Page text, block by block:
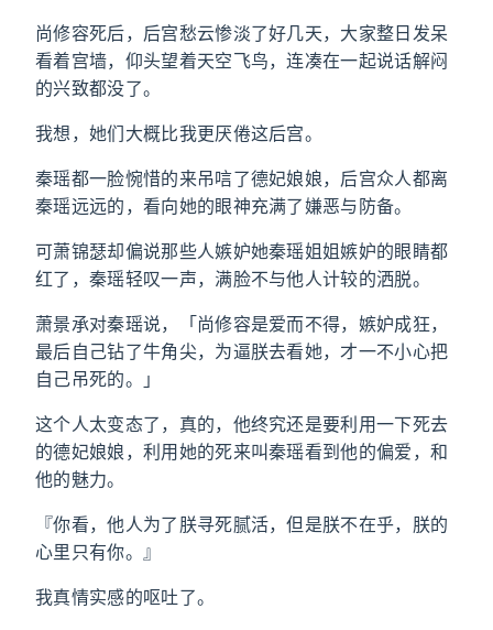
尚修容死后，后宫愁云惨淡了好几天，大家整日发呆
看着宫墙，仰头望着天空飞鸟，连凑在一起说话解闷
的兴致都没了。
我想，她们大概比我更厌倦这后宫。
秦瑶都一脸惋惜的来吊唁了德妃娘娘，后宫众人都离
秦瑶远远的，看向她的眼神充满了嫌恶与防备。
可萧锦瑟却偏说那些人嫉妒她秦瑶姐姐嫉妒的眼睛都
红了，秦瑶轻叹一声，满脸不与他人计较的洒脱。
萧景承对秦瑶说，「尚修容是爱而不得，嫉妒成狂，
最后自己钻了牛角尖，为逼朕去看她，才一不小心把
自己吊死的。」
这个人太变态了，真的，他终究还是要利用一下死去
的德妃娘娘，利用她的死来叫秦瑶看到他的偏爱，和
他的魅力。
『你看，他人为了朕寻死腻活，但是朕不在乎，朕的
心里只有你。』
我真情实感的呕吐了。